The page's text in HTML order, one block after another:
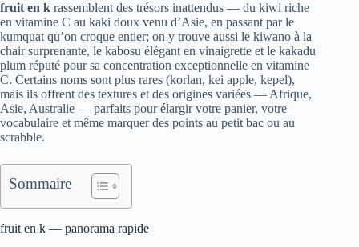
fruit en k rassemblent des trésors inattendus — du kiwi riche
en vitamine C au kaki doux venu d’Asie, en passant par le
kumquat qu’on croque entier; on y trouve aussi le kiwano à la
chair surprenante, le kabosu élégant en vinaigrette et le kakadu
plum réputé pour sa concentration exceptionnelle en vitamine
C. Certains noms sont plus rares (korlan, kei apple, kepel),
mais ils offrent des textures et des origines variées — Afrique,
Asie, Australie — parfaits pour élargir votre panier, votre
vocabulaire et même marquer des points au petit bac ou au
scrabble.
Sommaire
fruit en k — panorama rapide